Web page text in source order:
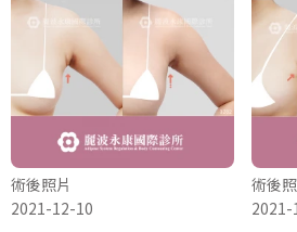
術後照片
2021-12-10
術後
2021-